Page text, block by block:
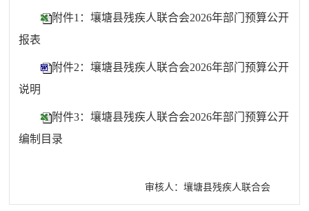
附件1：壤塘县残疾人联合会2026年部门预算公开
报表
附件2：壤塘县残疾人联合会2026年部门预算公开
说明
附件3：壤塘县残疾人联合会2026年部门预算公开
编制目录
审核人：壤塘县残疾人联合会